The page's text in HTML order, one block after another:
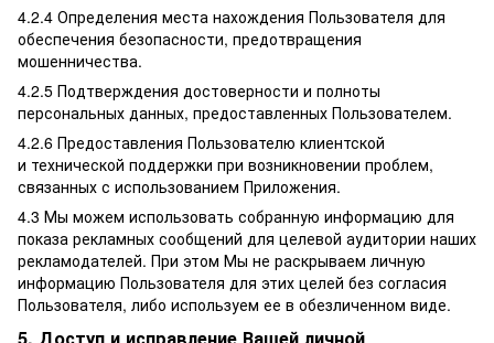
4.2.4 Определения места нахождения Пользователя для
обеспечения безопасности, предотвращения
мошенничества.
4.2.5 Подтверждения достоверности и полноты
персональных данных, предоставленных Пользователем.
4.2.6 Предоставления Пользователю клиентской
и технической поддержки при возникновении проблем,
связанных с использованием Приложения.
4.3 Мы можем использовать собранную информацию для
показа рекламных сообщений для целевой аудитории наших
рекламодателей. При этом Мы не раскрываем личную
информацию Пользователя для этих целей без согласия
Пользователя, либо используем ее в обезличенном виде.